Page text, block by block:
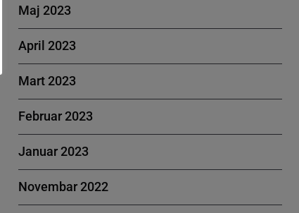
Maj 2023
April 2023
Mart 2023
Februar 2023
Januar 2023
Novembar 2022